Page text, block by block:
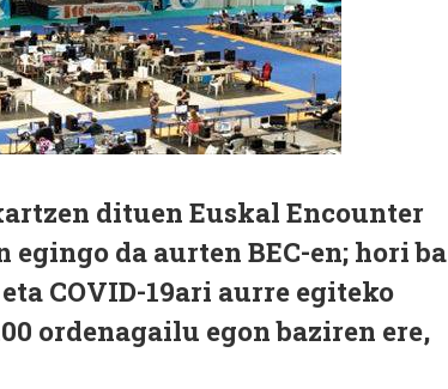
dituen Euskal Encounter
da aurten BEC-en; hori
COVID-19ari aurre egiteko
ordenagailu egon baziren ere,